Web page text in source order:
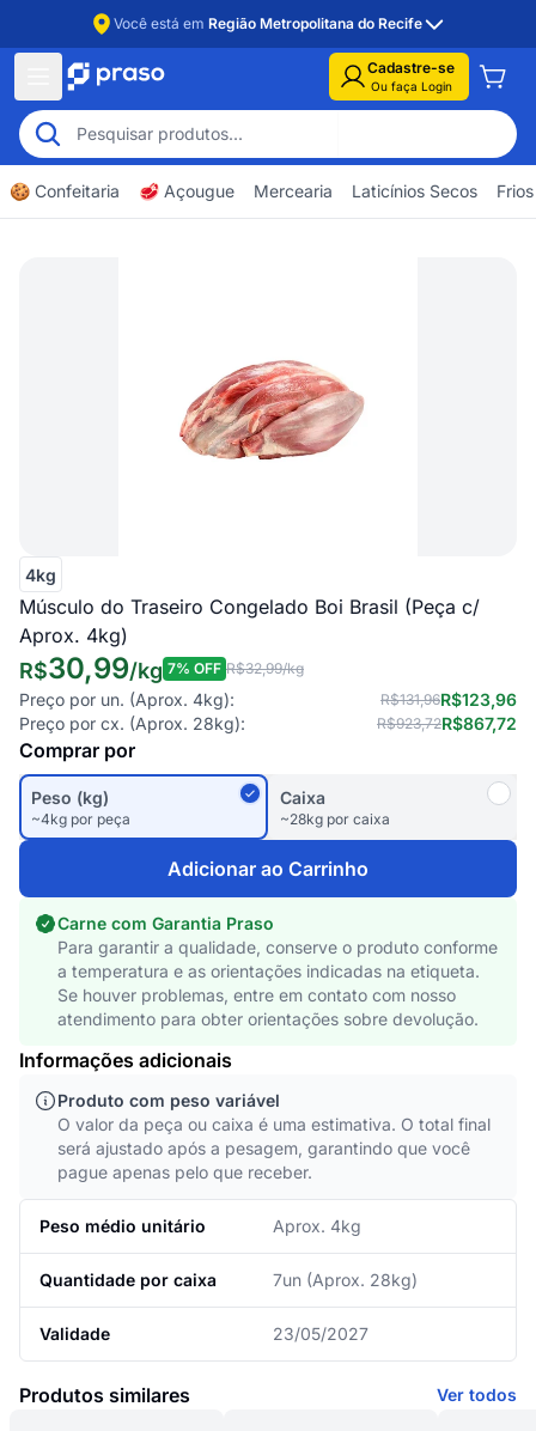
Você está em Região Metropolitana do Recife
Cadastre-se
Ou faça Login
🍪 Confeitaria 🥩 Açougue Mercearia Laticínios Secos
Informações adicionais
Produto com peso variável
O valor da peça ou caixa é uma estimativa. O total final
será ajustado após a pesagem, garantindo que você
pague apenas pelo que receber.
Peso médio unitário Aprox. 4kg
Quantidade por caixa 7un (Aprox. 28kg)
Validade 23/05/2027
4kg
Músculo do Traseiro Congelado Boi Brasil (Peça c/
Aprox. 4kg)
R$30,99/kg 7% OFF R$32,99/kg
Preço por un. (Aprox. 4kg): R$131,96R$123,96
Preço por cx. (Aprox. 28kg): R$923,72R$867,72
Comprar por
Peso (kg)
~4kg por peça
Caixa
~28kg por caixa
Adicionar ao Carrinho
Carne com Garantia Praso
Para garantir a qualidade, conserve o produto conforme
a temperatura e as orientações indicadas na etiqueta.
Se houver problemas, entre em contato com nosso
atendimento para obter orientações sobre devolução.
Produtos similares Ver todos